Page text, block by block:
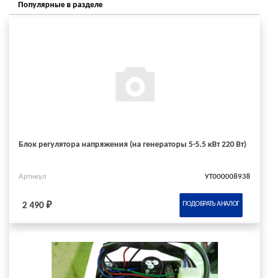
Популярные в разделе
Блок регулятора напряжения (на генераторы 5-5.5 кВт 220 Вт)
Артикул УТ000008938
2 490 ₽ ПОДОБРАТЬ АНАЛОГ